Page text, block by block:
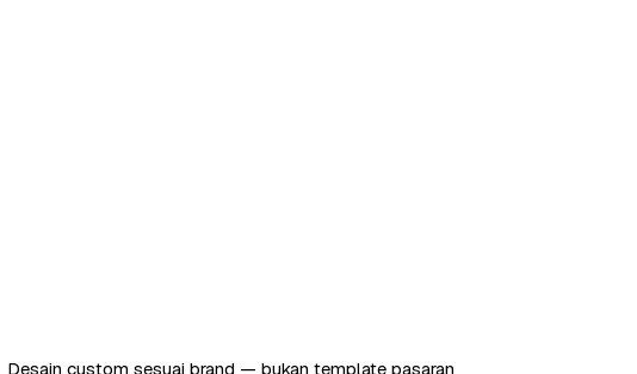
Desain custom sesuai brand — bukan template pasaran